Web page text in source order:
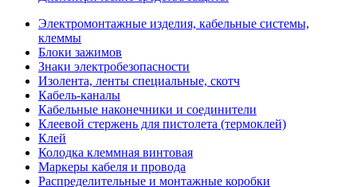
Электромонтажные изделия, кабельные системы,
клеммы
Блоки зажимов
Знаки электробезопасности
Изолента, ленты специальные, скотч
Кабель-каналы
Кабельные наконечники и соединители
Клеевой стержень для пистолета (термоклей)
Клей
Колодка клеммная винтовая
Маркеры кабеля и провода
Распределительные и монтажные коробки